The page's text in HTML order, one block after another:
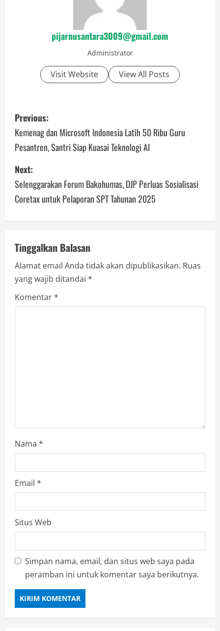
pijarnusantara3009@gmail.com
Administrator
Visit Website View All Posts
P
o
s
t
n
a
i
g
a
Previous:
Kemenag dan Microsoft Indonesia Latih 50 Ribu Guru
Pesantren, Santri Siap Kuasai Teknologi AI
Next:
Selenggarakan Forum Bakohumas, DJP Perluas Sosialisasi
Coretax untuk Pelaporan SPT Tahunan 2025
Tinggalkan Balasan
Alamat email Anda tidak akan dipublikasikan. Ruas
yang wajib ditandai *
Komentar*
Nama *
Email *
Situs Web
Simpan nama, email, dan situs web saya pada
peramban ini untuk komentar saya berikutnya.